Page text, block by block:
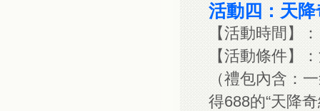
活動四：天
【活動時間】
【活動條件】
（禮包內含：
得688的“天降